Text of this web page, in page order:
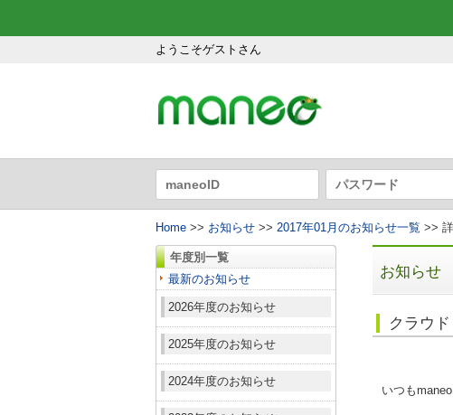
ようこそゲストさん
Home >> お知らせ >> 2017年01月のお知らせ一覧 >>
年度別一覧
最新のお知らせ
2026年度のお知らせ
2025年度のお知らせ
2024年度のお知らせ
お知らせ
クラウ
いつも